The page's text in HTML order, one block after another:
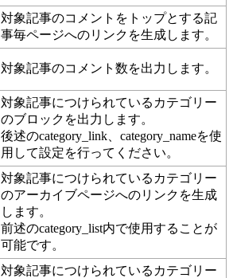
対象記事のコメントをトップとする記
事毎ページへのリンクを生成します。
対象記事のコメント数を出力します。
対象記事につけられているカテゴリー
のブロックを出力します。
後述のcategory_link、category_nameを使
用して設定を行ってください。
対象記事につけられているカテゴリー
のアーカイブページへのリンクを生成
します。
前述のcategory_list内で使用することが
可能です。
対象記事につけられているカテゴリー